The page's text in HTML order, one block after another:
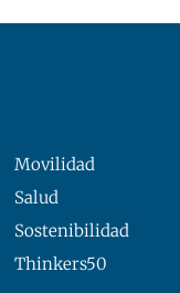
Movilidad
Salud
Sostenibilidad
Thinkers50